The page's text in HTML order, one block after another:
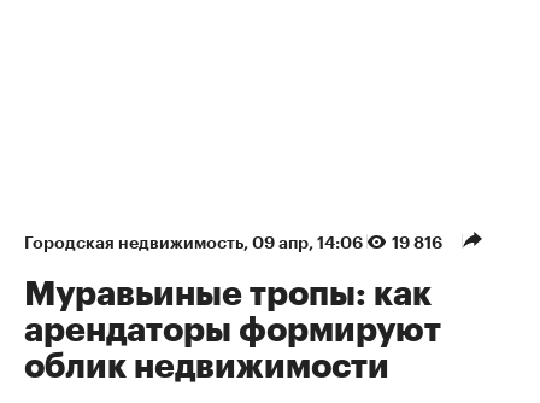
Городская недвижимость 09 апр, 14:06 19 816
Муравьиные тропы: как
арендаторы формируют
облик недвижимости